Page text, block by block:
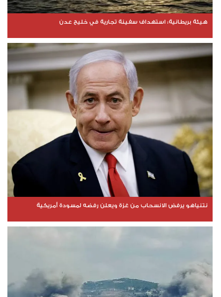
هيئة بريطانية: استهداف سفينة تجارية في خليج عدن
نتنياهو يرفض الانسحاب من غزة ويعلن رفضه لمسودة أمريكية